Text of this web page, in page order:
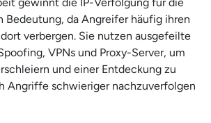
Bedeutung, da Angreifer häufig ihren
verbergen. Sie nutzen ausgefeilte
VPNs und Proxy-Server, um
und einer Entdeckung zu
Angriffe schwieriger nachzuverfolgen